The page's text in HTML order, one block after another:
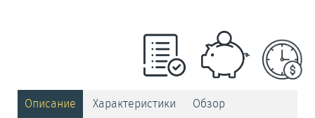
Описание Характеристики Обзор